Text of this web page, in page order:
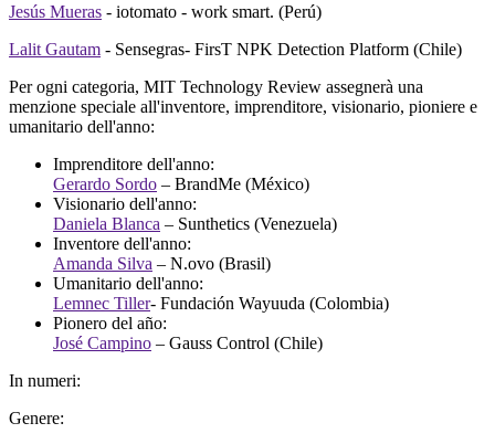
Jesús Mueras - iotomato - work smart. (Perú)
Lalit Gautam - Sensegras- FirsT NPK Detection Platform (Chile)
Per ogni categoria, MIT Technology Review assegnerà una
menzione speciale all'inventore, imprenditore, visionario, pioniere e
umanitario dell'anno:
Imprenditore dell'anno:
Gerardo Sordo – BrandMe (México)
Visionario dell'anno:
Daniela Blanca – Sunthetics (Venezuela)
Inventore dell'anno:
Amanda Silva – N.ovo (Brasil)
Umanitario dell'anno:
Lemnec Tiller- Fundación Wayuuda (Colombia)
Pionero del año:
José Campino – Gauss Control (Chile)
In numeri:
Genere: